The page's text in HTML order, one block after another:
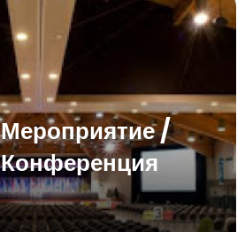
Мероприятие /
Конференция